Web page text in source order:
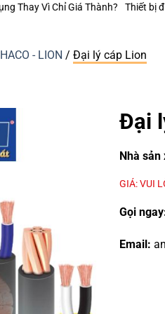
Nanoco – Vì sao những công
- LION / Đại lý cáp Lion
Đại
Nhà sản
GIÁ: VUI
Gọi
Email: